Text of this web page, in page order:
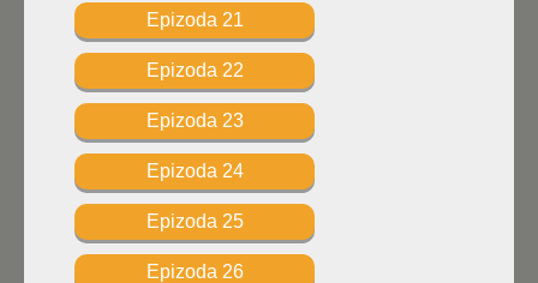
Epizoda 21
Epizoda 22
Epizoda 23
Epizoda 24
Epizoda 25
Epizoda 26